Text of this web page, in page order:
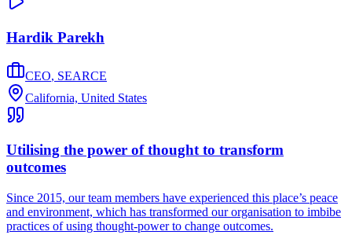
Hardik Parekh
CEO, SEARCE
California, United States
Utilising the power of thought to transform
outcomes
Since 2015, our team members have experienced this place’s peace
and environment, which has transformed our organisation to imbibe
practices of using thought-power to change outcomes.